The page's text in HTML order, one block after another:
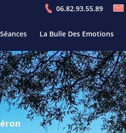
06.82.93.55.89
La Bulle Des Emotions